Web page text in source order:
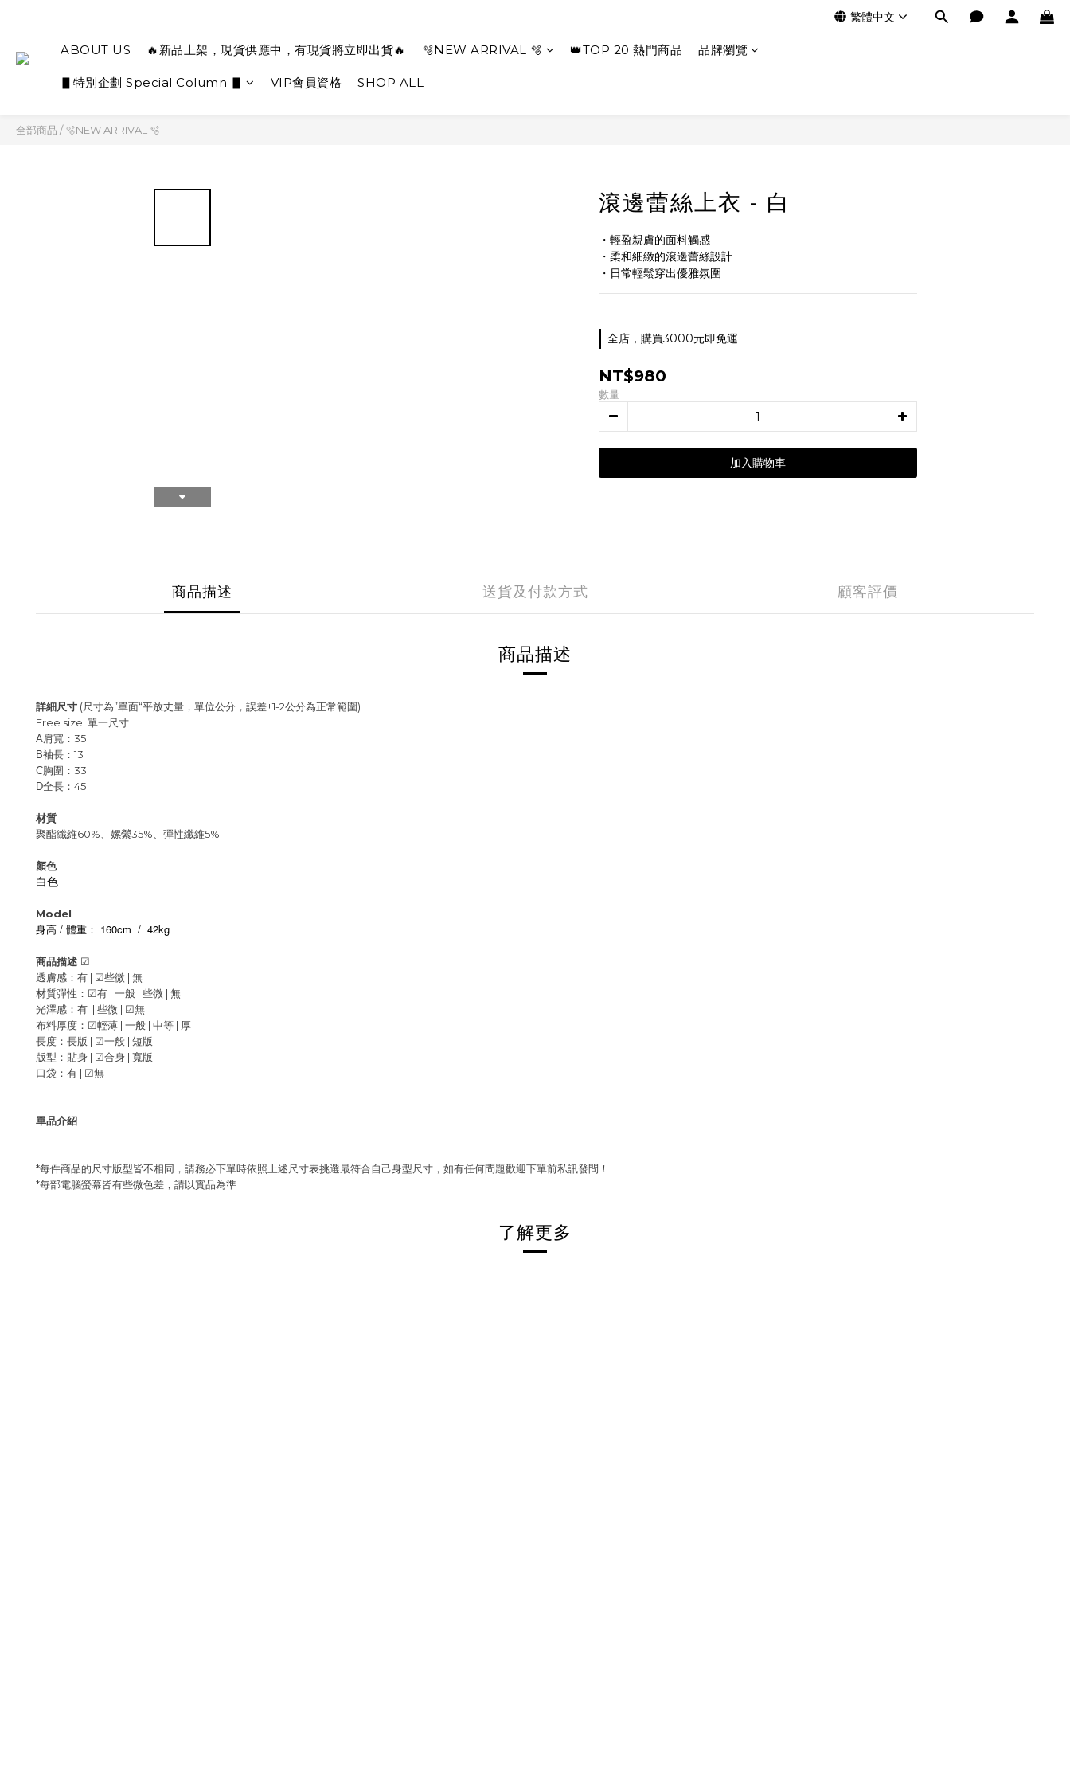
繁體中文
ABOUT US 🔥新品上架，現貨供應中，有現貨將立即出貨🔥 🫧NEW ARRIVAL 🫧 👑TOP 20 熱門商品 品牌瀏覽
▋特別企劃 Special Column ▋ VIP會員資格 SHOP ALL
全部商品 /🫧NEW ARRIVAL 🫧
滾邊蕾絲上衣 - 白
・輕盈親膚的面料觸感
・柔和細緻的滾邊蕾絲設計
・日常輕鬆穿出優雅氛圍
全店，購買3000元即免運
NT$980
數量
加入購物車
商品描述 送貨及付款方式 顧客評價
商品描述
詳細尺寸 (尺寸為”單面“平放丈量，單位公分，誤差±1-2公分為正常範圍)
Free size. 單一尺寸
A肩寬：35
B袖長：13
C胸圍：33
D全長：45
材質
聚酯纖維60%、嫘縈35%、彈性纖維5%
顏色
白色
Model
身高 / 體重： 160cm / 42kg
商品描述 ☑
透膚感：有 | ☑些微 | 無
材質彈性： ☑有 | 一般 | 些微 | 無
光澤感：有 | 些微 | ☑無
布料厚度： ☑輕薄 | 一般 | 中等 | 厚
長度：長版 | ☑一般 | 短版
版型： 貼身 | ☑合身 | 寬版
口袋：有 | ☑無
單品介紹
*每件商品的尺寸版型皆不相同，請務必下單時依照上述尺寸表挑選最符合自己身型尺寸，如有任何問題歡迎下單前私訊發問！
*每部電腦螢幕皆有些微色差，請以實品為準
了解更多